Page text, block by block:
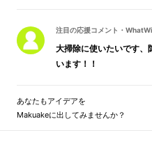
注目の応援コメント ・
大掃除に使いたいです、
います！！
あなたもアイデアを
Makuakeに出してみませんか？